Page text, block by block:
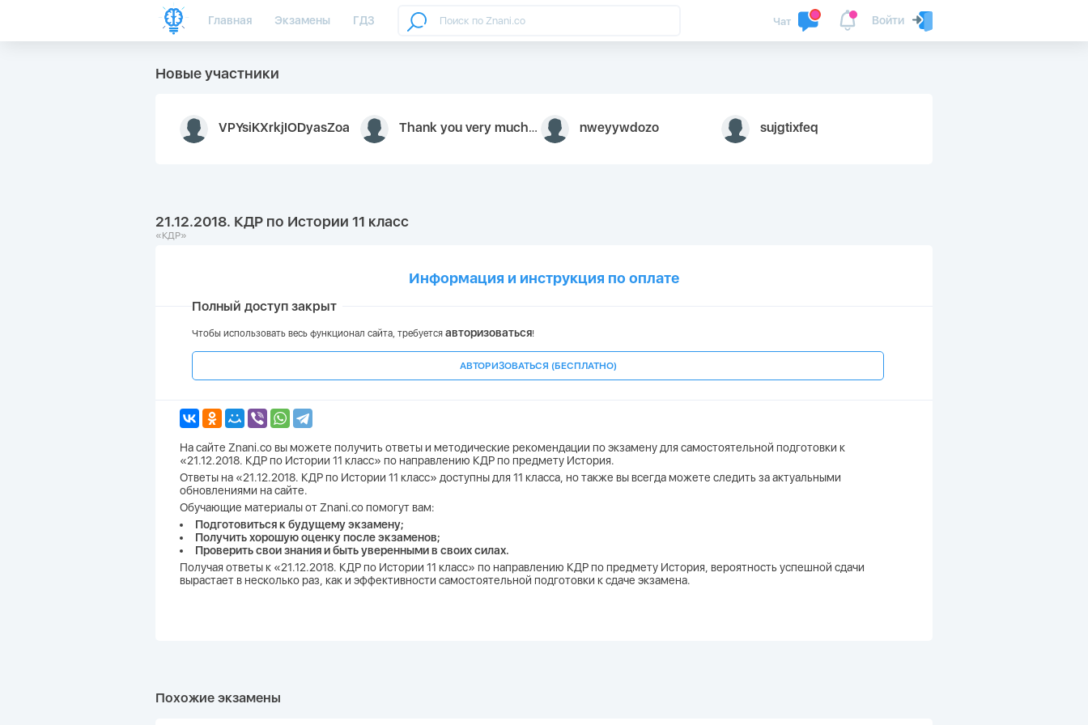
Главная Экзамены ГДЗ Войти
Чат
Новые участники
VPYsiKXrkjIODyasZoa Thank you very much for your inquiry We appreciate you 9126052 https://youtube.com faceapple ! nweyywdozo sujgtixfeq
21.12.2018. КДР по Истории 11 класс
«КДР»
Информация и инструкция по оплате
Полный доступ закрыт
Чтобы использовать весь функционал сайта, требуется авторизоваться!
АВТОРИЗОВАТЬСЯ (БЕСПЛАТНО)
На сайте Znani.co вы можете получить ответы и методические рекомендации по экзамену для самостоятельной подготовки к
«21.12.2018. КДР по Истории 11 класс» по направлению КДР по предмету История.
Ответы на «21.12.2018. КДР по Истории 11 класс» доступны для 11 класса, но также вы всегда можете следить за актуальными
обновлениями на сайте.
Обучающие материалы от Znani.co помогут вам:
Подготовиться к будущему экзамену;
Получить хорошую оценку после экзаменов;
Проверить свои знания и быть уверенными в своих силах.
Получая ответы к «21.12.2018. КДР по Истории 11 класс» по направлению КДР по предмету История, вероятность успешной сдачи
вырастает в несколько раз, как и эффективности самостоятельной подготовки к сдаче экзамена.
Похожие экзамены